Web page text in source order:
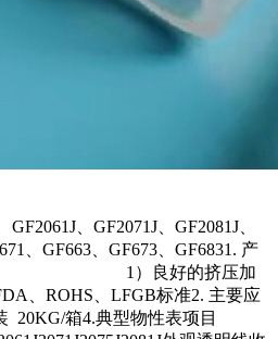
、GF2071J、GF2081J、
、GF663、GF673、GF6831. 产
良好的挤压加
、ROHS、LFGB标准2. 主要应
20KG/箱4.典型物性表项目